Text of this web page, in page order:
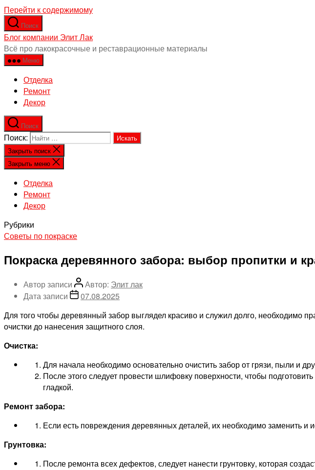
Перейти к содержимому
Поиск
Блог компании Элит Лак
Всё про лакокрасочные и реставрационные материалы
Меню
Отделка
Ремонт
Декор
Поиск
Поиск:
Закрыть поиск
Закрыть меню
Отделка
Ремонт
Декор
Рубрики
Советы по покраске
Покраска деревянного забора: выбор пропитки и
Автор записи Автор: Элит лак
Дата записи
07.08.2025
Для того чтобы деревянный забор выглядел красиво и служил долго, необходимо
очистки до нанесения защитного слоя.
Очистка:
Для начала необходимо основательно очистить забор от грязи, пыли и
После этого следует провести шлифовку поверхности, чтобы
гладкой.
Ремонт забора:
Если есть повреждения деревянных деталей, их необходимо заменить и
Грунтовка:
После ремонта всех дефектов, следует нанести грунтовку, которая